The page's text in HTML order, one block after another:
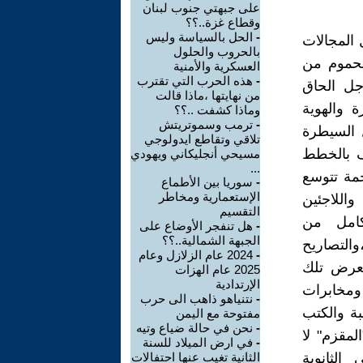
من
الحاق
والهوية
السيطرة
بالخطط
و 2024 -2028،حيث الهجمة تتوسع
من
تلك
والكتب
لا
على جبهتي جنوب لبنان
وقطاع غزة..؟؟
- الحل بالسياسة وليس
بالحروب والحلول
العسكرية والأمنية
- هذه الحرب التي تقترب
من نهايتها ،ماذا قالت
وماذا كشفت ..؟؟
- ترمب وسموتريتش
تلاقي وتقاطع ايدولوجي
مسيحي أنجليكاني ويهودي
...
- سوريا بين الأطماع
الإستعمارية ومخاطر
التقسيم
- هل تنفجر الأوضاع على
الجبهة الشمالية..؟؟
-
2024 عام الزلازل وعام
2025 عام الهزات
الإرتدادية
- نتنياهو ذاهب الى حرب
مفتوحة مع اليمن
- نحن في حالة ضياع وتيه
- في ارض الميلاد للسنة
الثانية تغيب عنها احتفالات